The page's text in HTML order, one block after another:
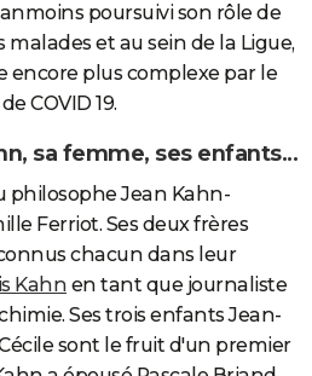
poursuivi son rôle de
malades et au sein de la Ligue,
encore plus complexe par le
COVID 19.
sa femme, ses enfants...
philosophe Jean Kahn-
Ferriot. Ses deux frères
chacun dans leur
Kahn en tant que journaliste
Ses trois enfants Jean-
sont le fruit d'un premier